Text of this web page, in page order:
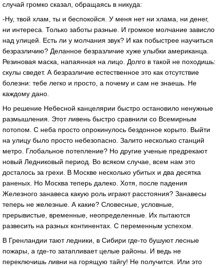
случай громко сказал, обращаясь в никуда:
-Ну, твой хлам, ты и беспокойся. У меня нет ни хлама, ни денег,
ни интереса. Только заботы разные. И громкое молчание зависло
над улицей. Есть ли у молчания звук? И как побыстрее научиться
безразличию? Деланное безразличие хуже улыбки американца.
Резиновая маска, напаянная на лицо. Долго в такой не походишь:
скулы сведет. А безразличие естественное это как отсутствие
болезни: тебе легко и просто, а почему и сам не знаешь. Не
каждому дано.
Но решение Небесной канцелярии быстро остановило ненужные
размышления. Этот ливень быстро сравнили со Всемирным
потопом. С неба просто опрокинулось бездонное корыто. Выйти
на улицу было просто небезопасно. Залито несколько станций
метро. Глобальное потепление? Но другие ученые предрекают
новый Ледниковый период. Во всяком случае, всем нам это
досталось за грехи. В Москве несколько убитых и два десятка
раненых. Но Москва теперь далеко. Хотя, после падения
Железного занавеса какую роль играют расстояния? Занавесы
теперь не железные. А какие? Словесные, условные,
прерывистые, временные, неопределенные. Их пытаются
развесить на разных континентах. С переменным успехом.
В Гренландии тают ледники, в Сибири где-то бушуют лесные
пожары, а где-то затапливает целые районы. И ведь не
переключишь ливни на горящую тайгу! Не получится. Или это